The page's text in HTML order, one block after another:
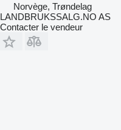
Norvège, Trøndelag
LANDBRUKSSALG.NO AS
Contacter le vendeur